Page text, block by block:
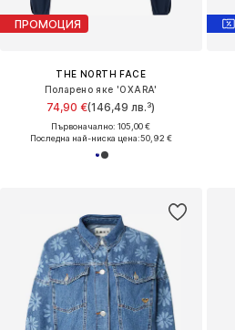
ПРОМОЦИЯ
THE NORTH FACE
Поларено яке 'OXARA'
74,90 €(146,49 лв.³)
Първоначално: 105,00 €
Последна най-ниска цена:50,92 €